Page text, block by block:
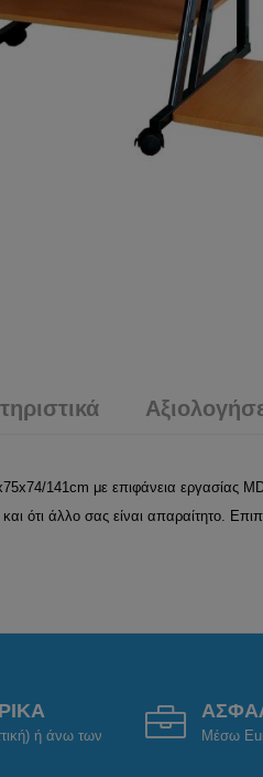
141cm με επιφάνεια εργασίας
ότι άλλο σας είναι απαραίτητο.
ή άνω των
Μέσω